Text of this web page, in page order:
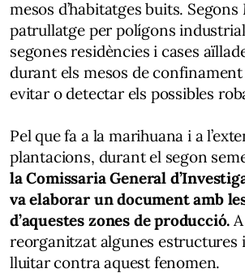
mesos d’habitatges buits.
patrullatge per polígons
segones residències i cases
durant els mesos de confinament
evitar o detectar els possibles
Pel que fa a la marihuana i a
plantacions, durant el segon
la Comissaria General
va elaborar un document amb
d’aquestes zones de producció.
reorganitzat algunes estructures
lluitar contra aquest fenomen.